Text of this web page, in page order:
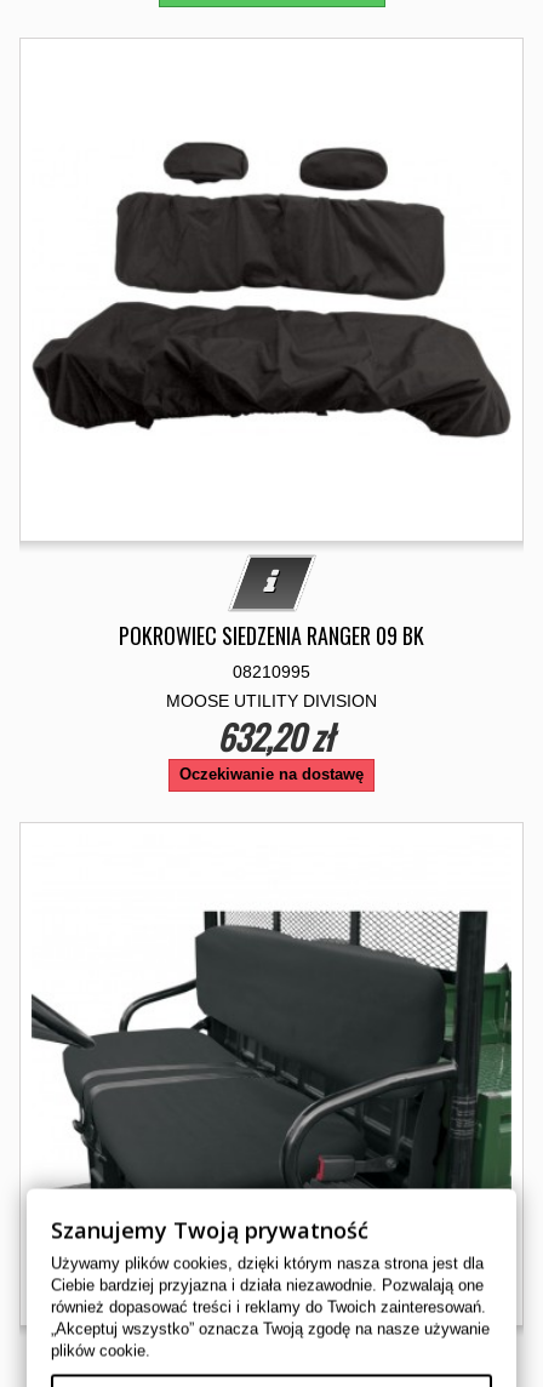
POKROWIEC SIEDZENIA RANGER 09 BK
08210995
MOOSE UTILITY DIVISION
632,20 zł
Oczekiwanie na dostawę
Szanujemy Twoją prywatność
Używamy plików cookies, dzięki którym nasza strona jest dla
Ciebie bardziej przyjazna i działa niezawodnie. Pozwalają one
również dopasować treści i reklamy do Twoich zainteresowań.
„Akceptuj wszystko” oznacza Twoją zgodę na nasze używanie
plików cookie.